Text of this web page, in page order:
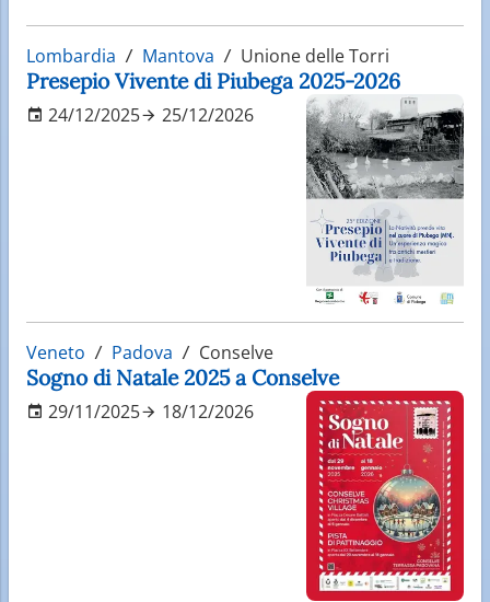
Lombardia Mantova Unione delle Torri
Presepio Vivente di Piubega 2025-2026
24/12/2025 25/12/2026
Veneto Padova Conselve
Sogno di Natale 2025 a Conselve
29/11/2025 18/12/2026